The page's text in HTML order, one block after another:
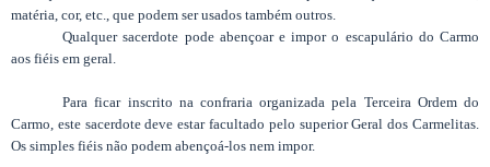
matéria, cor, etc., que podem ser usados também outros.
Qualquer sacerdote pode abençoar e impor o escapulário do Carmo
aos fiéis em geral.
Para ficar inscrito na confraria organizada pela Terceira Ordem do
Carmo, este sacerdote deve estar facultado pelo superior Geral dos Carmelitas.
Os simples fiéis não podem abençoá-los nem impor.